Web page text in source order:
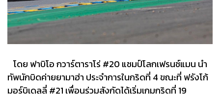
โดย ฟาบิโอ กวาร์ตาราโร่ #20​ แชมป์โลกเฟรนช์แมน นำ
ทัพนักบิดค่ายยามาฮ่า ประจำการในกริดที่ 4 ขณะที่ ฟรังโก้
มอร์บิเดลลี่ #21​ เพื่อนร่วมสังกัดได้เริ่มเกมกริดที่ 19